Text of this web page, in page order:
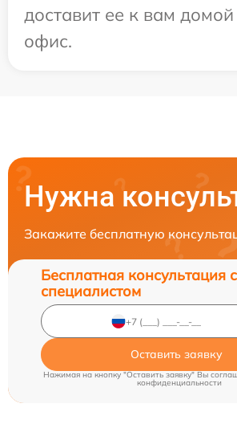
доставит ее к вам
офис.
Нужна
Закажите бесплатную
Бесплатная консультация
специалистом
Оставить заявку
Нажимая на кнопку "Оставить заявку" Вы
конфиденциальности